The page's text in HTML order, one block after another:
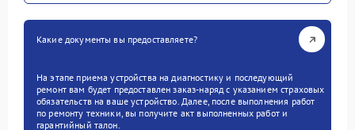
Какие документы вы предоставляете?
На этапе приема устройства на диагностику и последующий
ремонт вам будет предоставлен заказ-наряд с указанием страховых
обязательств на ваше устройство. Далее, после выполнения работ
по ремонту техники, вы получите акт выполненных работ и
гарантийный талон.